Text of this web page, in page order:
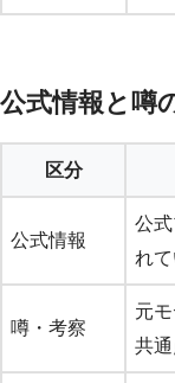
公式情報と噂
区分
公式情報
公
れ
噂・考察
元
共